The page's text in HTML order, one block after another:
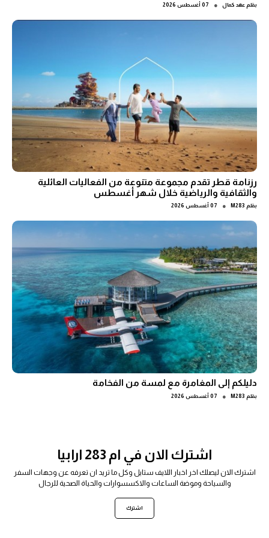
بقلم عهد كمال ● 07 أغسطس 2026
رزنامة قطر تقدم مجموعة متنوعة من الفعاليات العائلية
والثقافية والرياضية خلال شهر أغسطس
بقلم M283
● 07 أغسطس 2026
دليلكم إلى المغامرة مع لمسة من الفخامة
بقلم M283
● 07 أغسطس 2026
اشترك الان في ام 283 ارابيا
اشترك الان ليصلك اخر اخبار اللايف ستايل وكل ما تريد ان تعرفه عن وجهات السفر
والسياحة وموضة الساعات والاكسسوارات والحياة الصحية للرجال
اشترك